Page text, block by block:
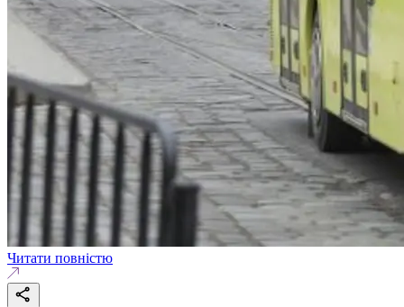
Читати повністю